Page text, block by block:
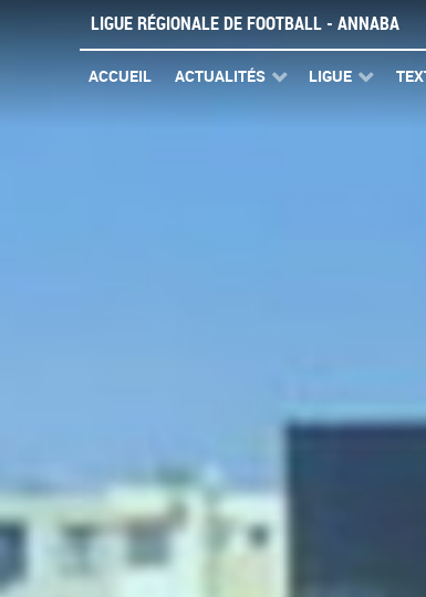
LIGUE RÉGIONALE DE FOOTBALL - ANNABA
ACCUEIL ACTUALITÉS LIGUE